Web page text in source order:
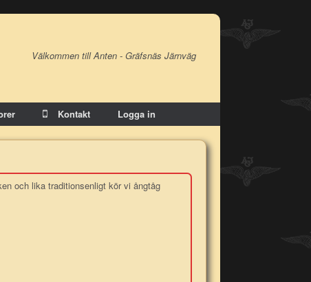
Välkommen till Anten - Gräfsnäs Järnväg
Kontakt Logga in
och lika traditionsenligt kör vi ångtåg